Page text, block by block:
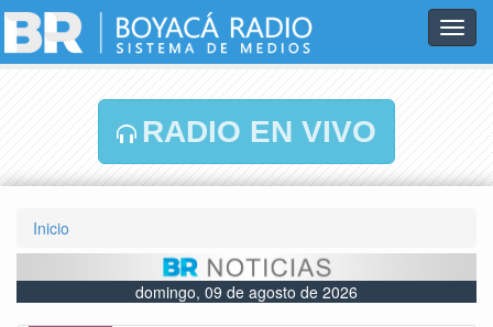
RADIO EN VIVO
Inicio
domingo, 09 de agosto de 2026